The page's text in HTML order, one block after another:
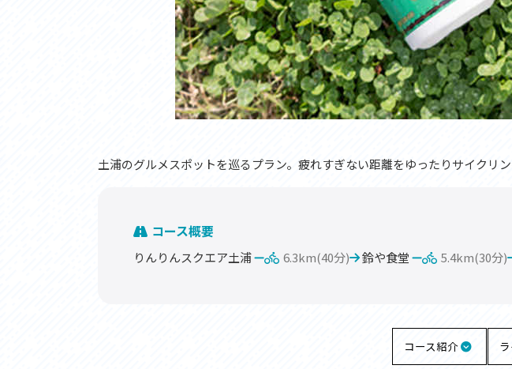
土浦のグルメスポットを巡るプラン。疲れすぎない距離をゆったりサイクリ
コース概要
りんりんスクエア土浦 6.3km(40分) 鈴や食堂 5.4km(30分)
コース紹介